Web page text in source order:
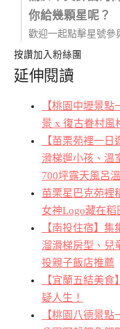
你給幾顆星呢？
歡迎一起點擊星號參
按讚加入粉絲團
延伸閱讀
【桃園中壢景
景 x 復古眷村風
【苗栗苑裡一
滑梯遛小孩、溫
700坪露天風呂
苗栗星巴克苑裡
女神Logo藏在稻
【南投住宿】
溜滑梯房型、兒
投親子飯店推薦
【宜蘭五結美
疑人生！
【桃園八德景